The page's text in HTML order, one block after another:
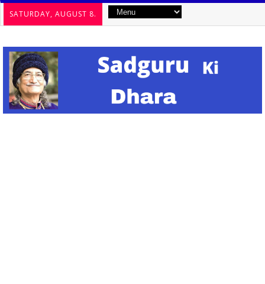
SATURDAY, AUGUST 8.